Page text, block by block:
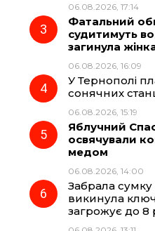
k
a
m
06.08.2026, 17:14
Фатальний
судитимуть
загинула
06.08.2026, 16:09
У Тернополі
сонячних
06.08.2026, 15:19
Яблучний
освячували
медом
06.08.2026, 14:00
Забрала
викинула
загрожує до 8